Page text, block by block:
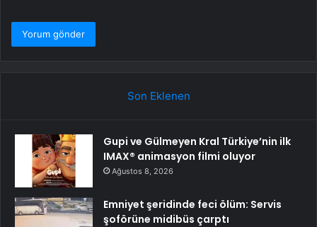
Son Eklenen
Gupi ve Gülmeyen Kral Türkiye’nin ilk
IMAX® animasyon filmi oluyor
Ağustos 8, 2026
Emniyet şeridinde feci ölüm: Servis
şoförüne midibüs çarptı